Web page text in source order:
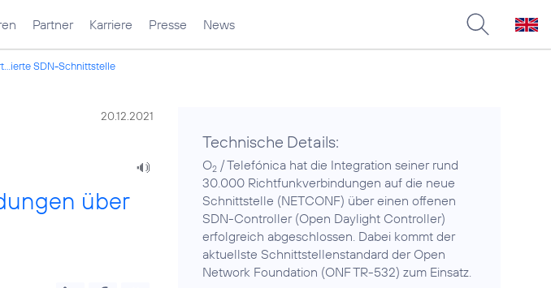
Partner Karriere Presse News
SDN-Schnittstelle
20.12.2021
über
Technische Details:
O2 / Telefónica hat die Integration seiner rund
30.000 Richtfunkverbindungen auf die neue
Schnittstelle (NETCONF) über einen offenen
SDN-Controller (Open Daylight Controller)
erfolgreich abgeschlossen. Dabei kommt der
aktuellste Schnittstellenstandard der Open
Network Foundation (ONF TR-532) zum Einsatz.